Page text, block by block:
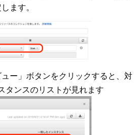
ます。
ー」ボタンをクリックすると、対
タンスのリストが見れます